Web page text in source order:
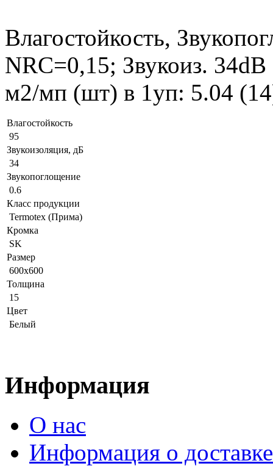
Влагостойкость,
NRC=0,15; Звукоиз. 34dB
м2/мп (шт) в 1уп: 5.04
Влагостойкость
95
Звукоизоляция, дБ
34
Звукопоглощение
0.6
Класс продукции
Termotex (Прима)
Кромка
SK
Размер
600x600
Толщина
15
Цвет
Белый
Информация
О нас
Информация о доставке